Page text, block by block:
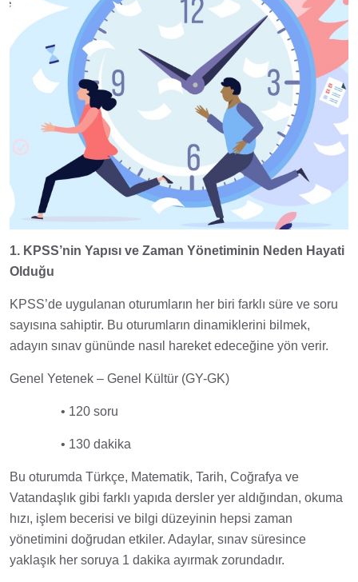
1. KPSS’nin Yapısı ve Zaman Yönetiminin Neden Hayati
Olduğu
KPSS’de uygulanan oturumların her biri farklı süre ve soru
sayısına sahiptir. Bu oturumların dinamiklerini bilmek,
adayın sınav gününde nasıl hareket edeceğine yön verir.
Genel Yetenek – Genel Kültür (GY-GK)
• 120 soru
• 130 dakika
Bu oturumda Türkçe, Matematik, Tarih, Coğrafya ve
Vatandaşlık gibi farklı yapıda dersler yer aldığından, okuma
hızı, işlem becerisi ve bilgi düzeyinin hepsi zaman
yönetimini doğrudan etkiler. Adaylar, sınav süresince
yaklaşık her soruya 1 dakika ayırmak zorundadır.